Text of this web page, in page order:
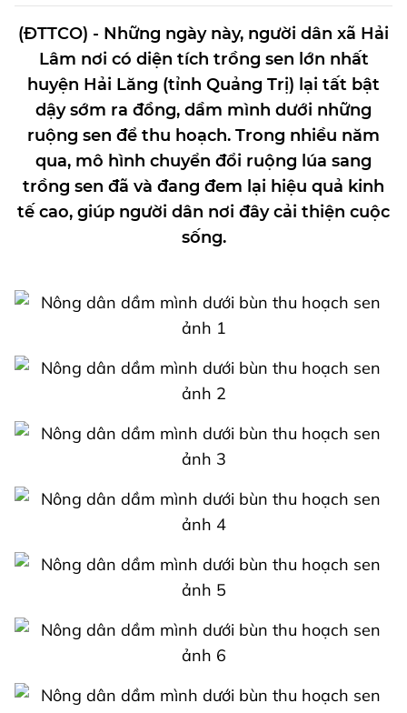
(ĐTTCO) - Những ngày này, người dân xã Hải
Lâm nơi có diện tích trồng sen lớn nhất
huyện Hải Lăng (tỉnh Quảng Trị) lại tất bật
dậy sớm ra đồng, dầm mình dưới những
ruộng sen để thu hoạch. Trong nhiều năm
qua, mô hình chuyển đổi ruộng lúa sang
trồng sen đã và đang đem lại hiệu quả kinh
tế cao, giúp người dân nơi đây cải thiện cuộc
sống.